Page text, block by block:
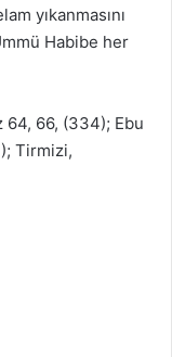
yıkanmasını
Habibe her
64, 66, (334); Ebu
Tirmizi,